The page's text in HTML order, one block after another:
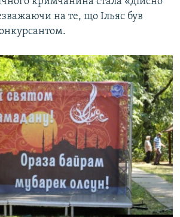
на те, що Ільяс був